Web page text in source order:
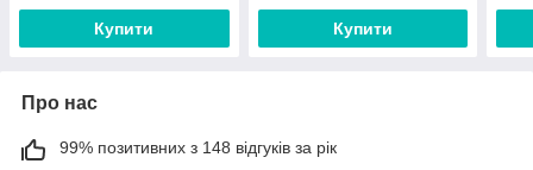
Купити Купити
Про нас
99% позитивних з 148 відгуків за рік